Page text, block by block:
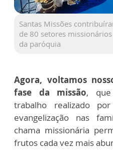
Santas Missões
de 80 setores
da paróquia
Agora, voltamos
fase da missão, que
trabalho realizado
evangelização nas
chama missionária
frutos cada vez mais